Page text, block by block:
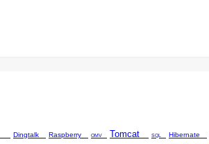
Dingtalk Raspberry OMV Tomcat SQL Hibernate